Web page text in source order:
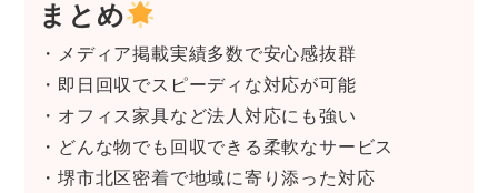
まとめ
・メディア掲載実績多数で安心感抜群
・即日回収でスピーディな対応が可能
・オフィス家具など法人対応にも強い
・どんな物でも回収できる柔軟なサービス
・堺市北区密着で地域に寄り添った対応